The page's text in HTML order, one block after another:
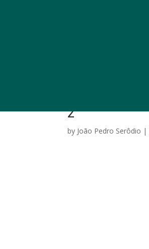
2
by João Pedro Serôdio |